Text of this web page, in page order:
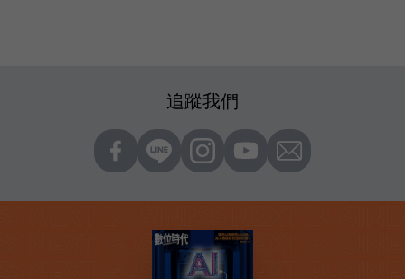
追蹤我們